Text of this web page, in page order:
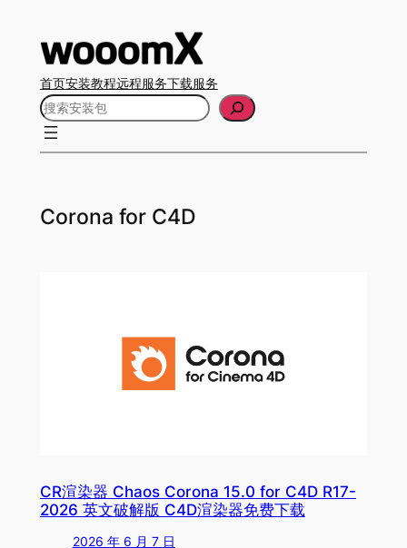
首页安装教程远程服务下载服务
搜
索
Corona for C4D
CR渲染器 Chaos Corona 15.0 for C4D R17-
2026 英文破解版 C4D渲染器免费下载
2026 年 6 月 7 日